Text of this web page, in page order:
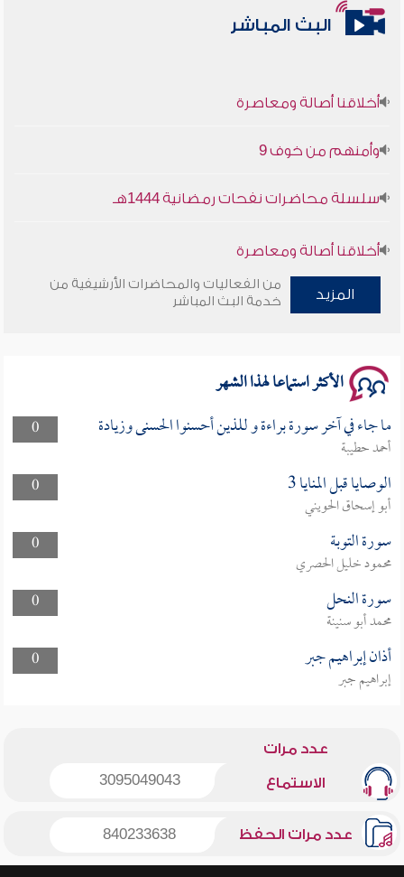
البث المباشر
أخلاقنا أصالة ومعاصرة
وأمنهم من خوف 9
سلسلة محاضرات نفحات رمضانية 1444هـ
أخلاقنا أصالة ومعاصرة
وأمنهم من خوف 9
المزيد
من الفعاليات والمحاضرات الأرشيفية من
خدمة البث المباشر
الأكثر استماعا لهذا الشهر
0 ما جاء في آخر سورة براءة و للذين أحسنوا الحسنى وزيادة
أحمد حطيبة
0
الوصايا قبل المنايا 3
أبو إسحاق الحويني
0
سورة التوبة
محمود خليل الحصري
0
سورة النحل
محمد أبو سنينة
0
أذان إبراهيم جبر
إبراهيم جبر
عدد مرات
الاستماع 3095049043
عدد مرات الحفظ 840233638